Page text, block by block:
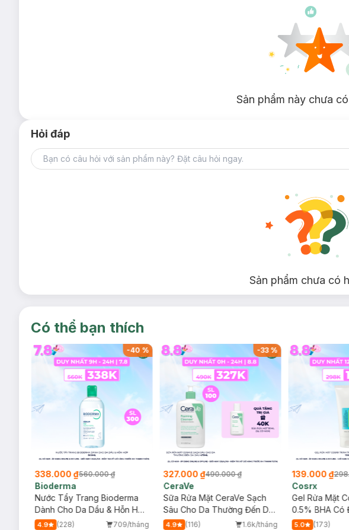
Sản phẩm này chưa
Hỏi đáp
Sản phẩm chưa có
Có thể bạn thích
-40 %
338.000 ₫560.000 ₫
Bioderma
Nước Tẩy Trang Bioderma
Dành Cho Da Dầu & Hỗn Hợp
500ml
4.9 (228)
709/tháng
-33%
327.000 ₫490.000 ₫
CeraVe
Sữa Rửa Mặt CeraVe Sạch
Sâu Cho Da Thường Đến Da
Dầu 473ml
4.9 (116)
1.6k/tháng
139.000 ₫
Cosrx
Gel Rửa Mặt
0.5% BHA Có
150ml
5.0
(173)